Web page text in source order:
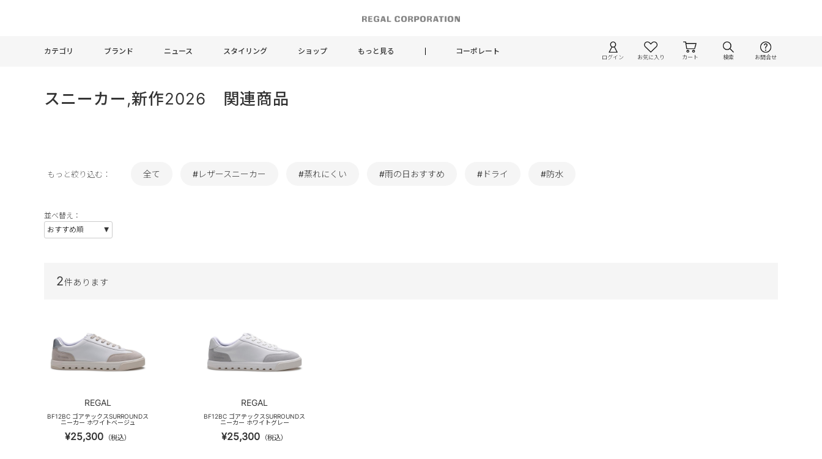
カテゴリ ブランド ニュース スタイリング ショップ もっと見る コーポレート
ログイン お気に入り カート 検索 お問合せ
スニーカー,新作2026 関連商品
もっと絞り込む： 全て #レザースニーカー #蒸れにくい #雨の日おすすめ #ドライ #防水
並べ替え：
2件あります
REGAL
BF12BC ゴアテックスSURROUNDス
ニーカー ホワイトベージュ
¥25,300 （税込）
REGAL
BF12BC ゴアテックスSURROUNDス
ニーカー ホワイトグレー
¥25,300 （税込）